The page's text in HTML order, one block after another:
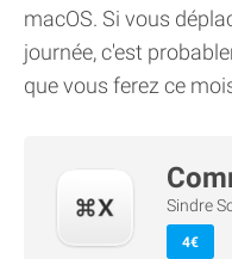
macOS. Si vous
journée, c'est
que vous ferez ce
Sindre
4€